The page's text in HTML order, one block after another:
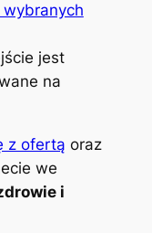
jest
na
z ofertą oraz
we
i